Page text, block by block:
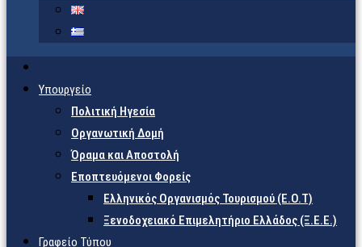
Υπουργείο
Πολιτική Ηγεσία
Οργανωτική Δομή
Όραμα και Αποστολή
Εποπτευόμενοι Φορείς
Eλληνικός Οργανισμός Τουρισμού (Ε.Ο.Τ)
Ξενοδοχειακό Επιμελητήριο Ελλάδος (Ξ.Ε.Ε.)
Γραφείο Τύπου